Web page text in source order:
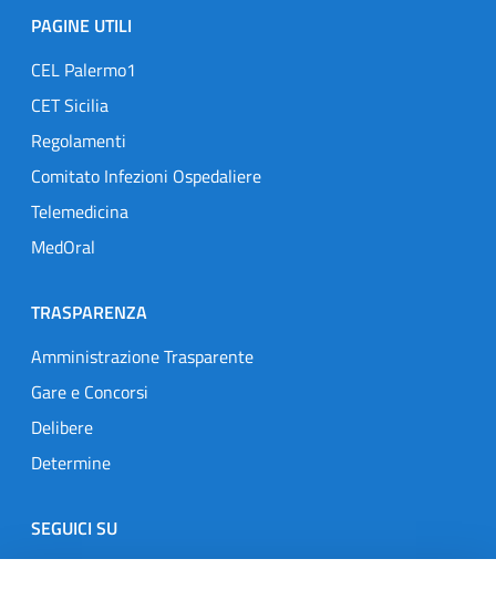
PAGINE UTILI
CEL Palermo1
CET Sicilia
Regolamenti
Comitato Infezioni Ospedaliere
Telemedicina
MedOral
TRASPARENZA
Amministrazione Trasparente
Gare e Concorsi
Delibere
Determine
SEGUICI SU
Designers Italia
TwitterInstagramYoutubeLinkedin